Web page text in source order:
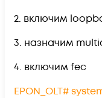
2. включим
3. назначим
4. включим fec
EPON_OLT#